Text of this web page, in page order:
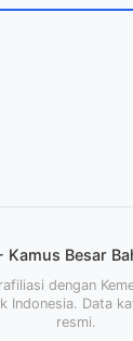
Besar
dengan
Indonesia. Data
resmi.